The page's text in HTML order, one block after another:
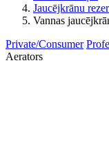
Jaucējkrānu
Vannas
Private/Consumer
Aerators